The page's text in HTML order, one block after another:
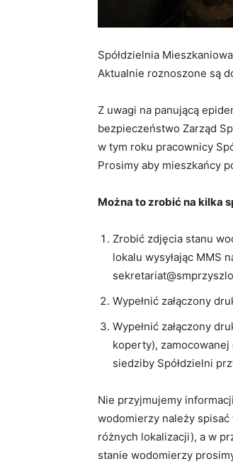
Spółdzielnia
Aktualnie roznoszone są
Z uwagi na panującą
bezpieczeństwo Zarząd
w tym roku pracownicy
Prosimy aby mieszkańcy
Można to zrobić na kilka
Zrobić zdjęcia stanu
lokalu wysyłając MMS
Wypełnić załączony
Wypełnić załączony
koperty),
siedziby Spółdzielni
Nie przyjmujemy
wodomierzy należy
różnych lokalizacji), a w
stanie wodomierzy